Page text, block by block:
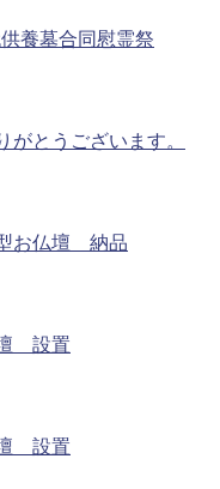
養墓合同慰霊祭
がとうございます。
お仏壇 納品
設置
設置